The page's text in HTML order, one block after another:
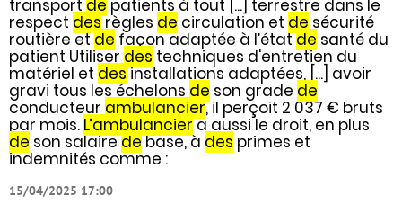
transport de patients à tout [...] terrestre dans le
respect desrègles de circulation et de sécurité
routière etde façon adaptée à l’étatde santé du
patient Utiliser des techniques d'entretien du
matériel et desinstallations adaptées, [...] avoir
gravi tous les échelons de son grade de
conducteur ambulancier, il perçoit 2 037 € bruts
par mois. L’ambulanciera aussi le droit, en plus
de son salairedebase, à des primes et
indemnités comme :
15/04/2025 17:00